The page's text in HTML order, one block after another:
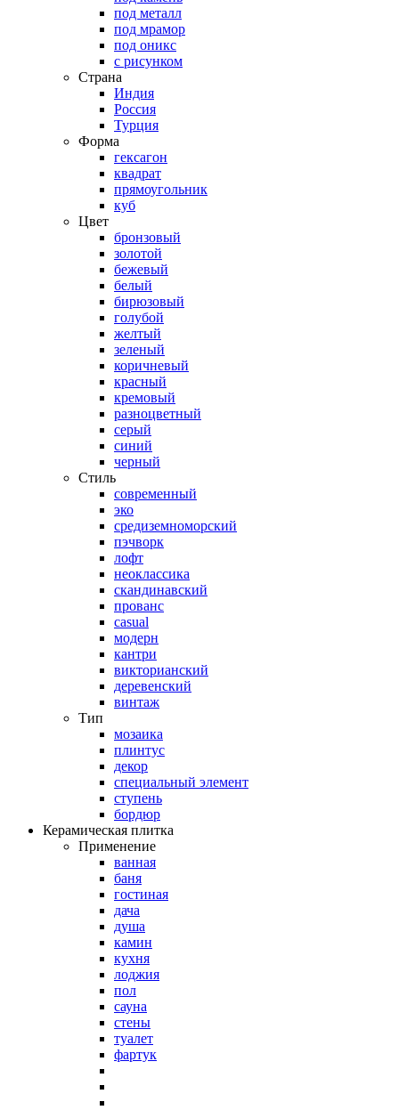
под металл
под мрамор
под оникс
с рисунком
Страна
Индия
Россия
Турция
Форма
гексагон
квадрат
прямоугольник
куб
Цвет
бронзовый
золотой
бежевый
белый
бирюзовый
голубой
желтый
зеленый
коричневый
красный
кремовый
разноцветный
серый
синий
черный
Стиль
современный
эко
средиземноморский
пэчворк
лофт
неоклассика
скандинавский
прованс
casual
модерн
кантри
викторианский
деревенский
винтаж
Тип
мозаика
плинтус
декор
специальный элемент
ступень
бордюр
Керамическая плитка
Применение
ванная
баня
гостиная
дача
душа
камин
кухня
лоджия
пол
сауна
стены
туалет
фартук